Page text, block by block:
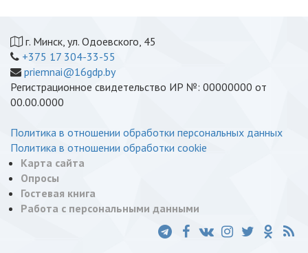
г. Минск, ул. Одоевского, 45
+375 17 304-33-55
priemnai@16gdp.by
Регистрационное свидетельство ИР №: 00000000 от
00.00.0000
Политика в отношении обработки персональных данных
Политика в отношении обработки cookie
Карта сайта
Опросы
Гостевая книга
Работа с персональными данными